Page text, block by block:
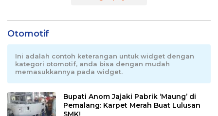
Otomotif
Ini adalah contoh keterangan untuk widget dengan
kategori otomotif, anda bisa dengan mudah
memasukkannya pada widget.
Bupati Anom Jajaki Pabrik ‘Maung’ di
Pemalang: Karpet Merah Buat Lulusan
SMK!